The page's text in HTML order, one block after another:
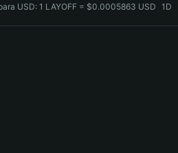
USD:1 LAYOFF = $0.0005863 USD 1D